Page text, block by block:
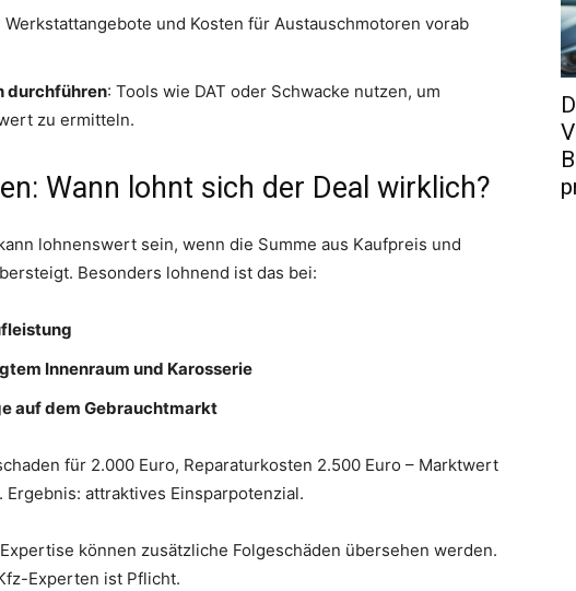
Werkstattangebote und Kosten für Austauschmotoren vorab
durchführen: Tools wie DAT oder Schwacke nutzen, um
zu ermitteln.
Wann lohnt sich der Deal wirklich?
lohnenswert sein, wenn die Summe aus Kaufpreis und
Besonders lohnend ist das bei:
Innenraum und Karosserie
auf dem Gebrauchtmarkt
für 2.000 Euro, Reparaturkosten 2.500 Euro – Marktwert
Ergebnis: attraktives Einsparpotenzial.
können zusätzliche Folgeschäden übersehen werden.
Experten ist Pflicht.